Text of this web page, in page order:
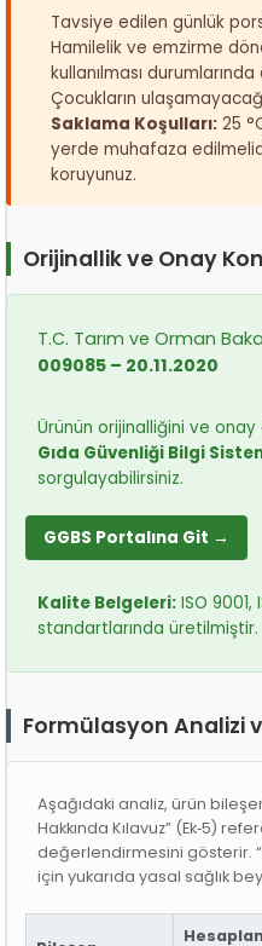
Tavsiye edilen günlük
Hamilelik ve emzirme
kullanılması durumlarında
Çocukların
Saklama Koşulları: 25
yerde muhafaza
koruyunuz.
Orijinallik ve Onay
T.C. Tarım ve Orman
009085 – 20.11.2020
Ürünün orijinalliğini ve onay
Gıda Güvenliği Bilgi
sorgulayabilirsiniz.
GGBS Portalına Git →
Kalite Belgeleri: ISO 9001,
standartlarında üretilmiştir.
Formülasyon Analizi
Aşağıdaki analiz, ürün
Hakkında Kılavuz” (Ek‑5)
değerlendirmesini gösterir.
için yukarıda yasal sağlık